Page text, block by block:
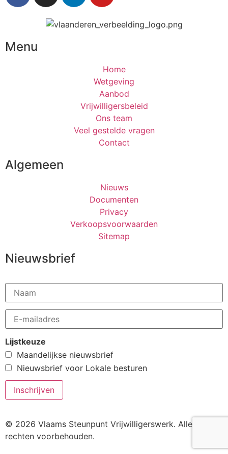
Menu
Home
Wetgeving
Aanbod
Vrijwilligersbeleid
Ons team
Veel gestelde vragen
Contact
Algemeen
Nieuws
Documenten
Privacy
Verkoopsvoorwaarden
Sitemap
Nieuwsbrief
Lijstkeuze
Maandelijkse nieuwsbrief
Nieuwsbrief voor Lokale besturen
© 2026 Vlaams Steunpunt Vrijwilligerswerk. Alle
rechten voorbehouden.